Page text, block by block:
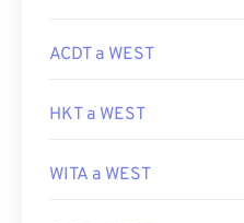
ACDT a WEST
HKT a WEST
WITA a WEST